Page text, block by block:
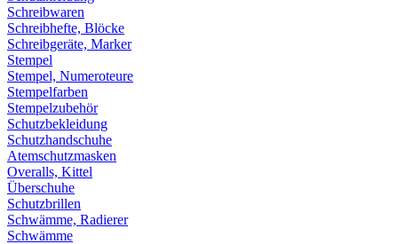
Schreibwaren
Schreibhefte, Blöcke
Schreibgeräte, Marker
Stempel
Stempel, Numeroteure
Stempelfarben
Stempelzubehör
Schutzbekleidung
Schutzhandschuhe
Atemschutzmasken
Overalls, Kittel
Überschuhe
Schutzbrillen
Schwämme, Radierer
Schwämme